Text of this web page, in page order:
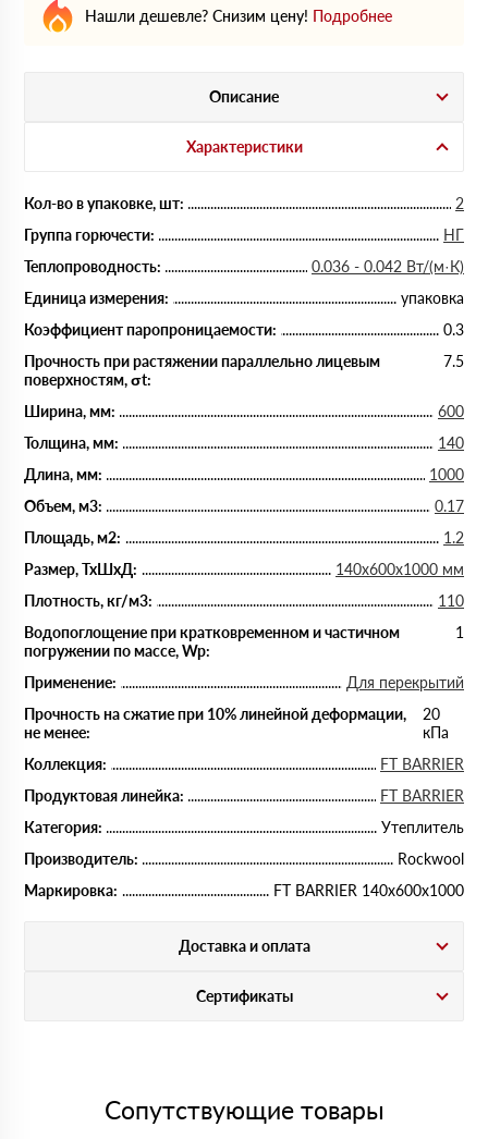
Нашли дешевле? Снизим цену! Подробнее
Описание
Характеристики
Кол-во в упаковке, шт:
2
Группа горючести:
НГ
Теплопроводность:
0.036 - 0.042 Вт/(м·К)
Единица измерения:
упаковка
Коэффициент паропроницаемости:
0.3
Прочность при растяжении параллельно лицевым
поверхностям, σt:
7.5
Ширина, мм:
600
Толщина, мм:
140
Длина, мм:
1000
Объем, м3:
0.17
Площадь, м2:
1.2
Размер, ТхШхД:
140х600х1000 мм
Плотность, кг/м3:
110
Водопоглощение при кратковременном и частичном
погружении по массе, Wp:
1
Применение:
Для перекрытий
Прочность на сжатие при 10% линейной деформации,
не менее:
20
кПа
Коллекция:
FT BARRIER
Продуктовая линейка:
FT BARRIER
Категория:
Утеплитель
Производитель:
Rockwool
Маркировка:
FT BARRIER 140х600х1000
Доставка и оплата
Сертификаты
Сопутствующие товары